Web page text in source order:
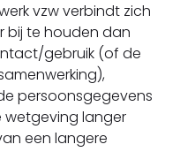
vzw verbindt zich
bij te houden dan
gebruik (of de
persoonsgegevens
wetgeving langer
een langere